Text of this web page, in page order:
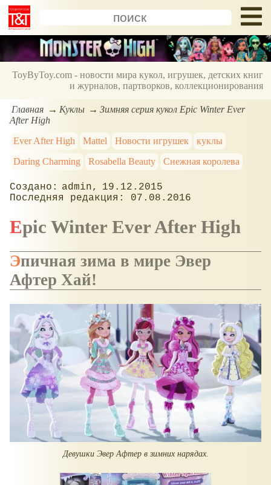
ToyByToy.com - новости мира кукол, игрушек, детских книг
и журналов, партворков, коллекционирования
Главная Куклы
Зимняя серия кукол Epic Winter Ever
After High
Ever After High
Mattel Новости игрушек
куклы
Daring Charming
Rosabella Beauty Снежная королева
admin
19.12.2015
07.08.2016
Epic Winter Ever After High
Эпичная зима в мире Эвер
Афтер Хай!
Девушки Эвер Афтер в зимних нарядах.